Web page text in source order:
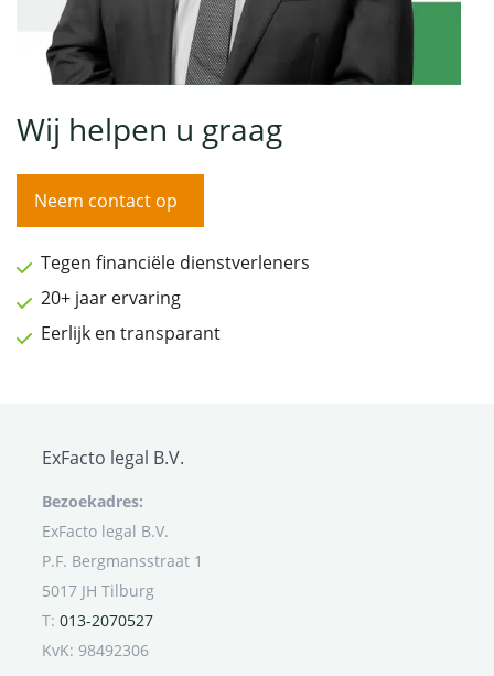
Wij helpen u graag
Neem contact op
Tegen financiële dienstverleners
20+ jaar ervaring
Eerlijk en transparant
ExFacto legal B.V.
Bezoekadres:
ExFacto legal B.V.
P.F. Bergmansstraat 1
5017 JH Tilburg
T: 013-2070527
KvK: 98492306